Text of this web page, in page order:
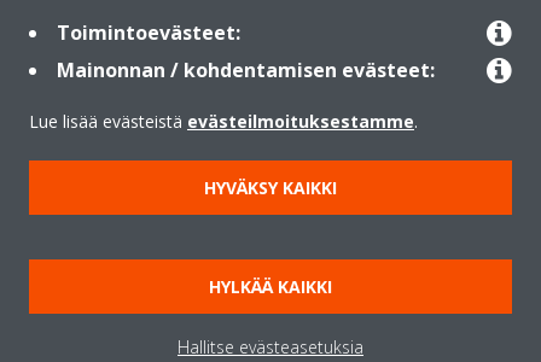
Yhteystiedot
Lämpöpumput
Copyright © Daikin
Lainmukainen ilmoitus
Evästeilmoitus
Tietosuojakäytäntö
Konsernin etiikka
Data Act
Toimintoevästeet:
Mainonnan / kohdentamisen evästeet:
Lue lisää evästeistä evästeilmoituksestamme.
HYVÄKSY KAIKKI
HYLKÄÄ KAIKKI
Hallitse evästeasetuksia